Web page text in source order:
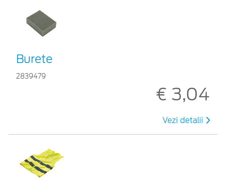
Burete
2839479
€ 3,04
Vezi detalii